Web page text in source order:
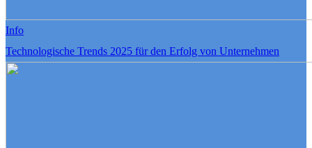
Info
Technologische Trends 2025 für den Erfolg von Unternehmen